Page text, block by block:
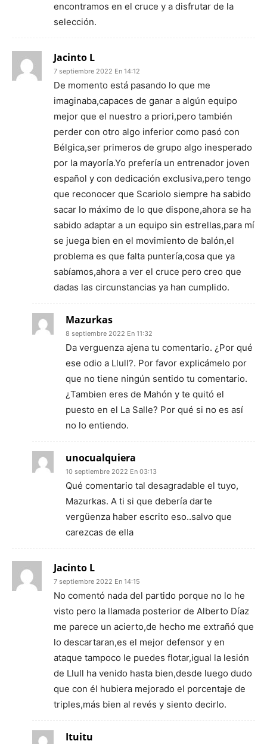
encontramos en el cruce y a disfrutar de la
selección.
Jacinto L
7 septiembre 2022 En 14:12
De momento está pasando lo que me
imaginaba,capaces de ganar a algún equipo
mejor que el nuestro a priori,pero también
perder con otro algo inferior como pasó con
Bélgica,ser primeros de grupo algo inesperado
por la mayoría.Yo prefería un entrenador joven
español y con dedicación exclusiva,pero tengo
que reconocer que Scariolo siempre ha sabido
sacar lo máximo de lo que dispone,ahora se ha
sabido adaptar a un equipo sin estrellas,para mí
se juega bien en el movimiento de balón,el
problema es que falta puntería,cosa que ya
sabíamos,ahora a ver el cruce pero creo que
dadas las circunstancias ya han cumplido.
Mazurkas
8 septiembre 2022 En 11:32
Da verguenza ajena tu comentario. ¿Por qué
ese odio a Llull?. Por favor explicámelo por
que no tiene ningún sentido tu comentario.
¿Tambien eres de Mahón y te quitó el
puesto en el La Salle? Por qué si no es así
no lo entiendo.
unocualquiera
10 septiembre 2022 En 03:13
Qué comentario tal desagradable el tuyo,
Mazurkas. A ti si que debería darte
vergüenza haber escrito eso..salvo que
carezcas de ella
Jacinto L
7 septiembre 2022 En 14:15
No comentó nada del partido porque no lo he
visto pero la llamada posterior de Alberto Díaz
me parece un acierto,de hecho me extrañó que
lo descartaran,es el mejor defensor y en
ataque tampoco le puedes flotar,igual la lesión
de Llull ha venido hasta bien,desde luego dudo
que con él hubiera mejorado el porcentaje de
triples,más bien al revés y siento decirlo.
Ituitu